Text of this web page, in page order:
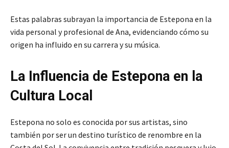
Estas palabras subrayan la importancia de Estepona en la
vida personal y profesional de Ana, evidenciando cómo su
origen ha influido en su carrera y su música.
La Influencia de Estepona en la
Cultura Local
Estepona no solo es conocida por sus artistas, sino
también por ser un destino turístico de renombre en la